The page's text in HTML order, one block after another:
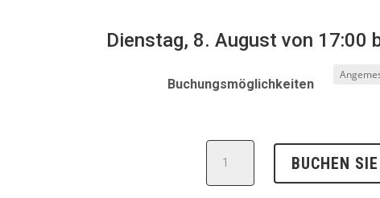
Dienstag, 8. August von 17:00
Buchungsmöglichkeiten
BUCHEN